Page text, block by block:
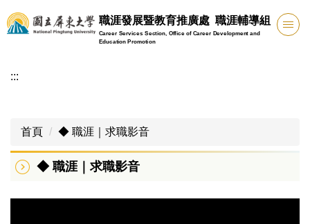
跳
到
內
職涯發展暨教育推廣處 職涯輔導組
Career Services Section, Office of Career Development and
Education Promotion
:::
首頁 ◆ 職涯｜求職影音
◆ 職涯｜求職影音